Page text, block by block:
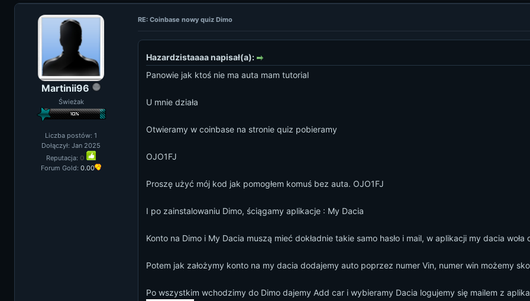
Martinii96
Świeżak
Liczba postów: 1
Dołączył: Jan 2025
Reputacja: 0
Forum Gold: 0.00
RE: Coinbase nowy quiz Dimo
Hazardzistaaaa napisał(a):
Panowie jak ktoś nie ma auta mam tutorial
U mnie działa
Otwieramy w coinbase na stronie quiz pobieramy
OJO1FJ
Proszę użyć mój kod jak pomogłem komuś bez auta. OJO1FJ
I po zainstalowaniu Dimo, ściągamy aplikacje : My Dacia
Konto na Dimo i My Dacia muszą mieć dokładnie takie samo hasło i mail, w aplikacji my dacia woła
Potem jak założymy konto na my dacia dodajemy auto poprzez numer Vin, numer win możemy
Po wszystkim wchodzimy do Dimo dajemy Add car i wybieramy Dacia logujemy się mailem z